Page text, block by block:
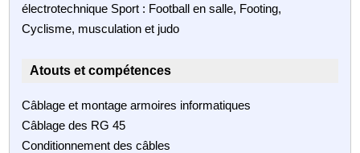
électrotechnique Sport : Football en salle, Footing,
Cyclisme, musculation et judo
Atouts et compétences
Câblage et montage armoires informatiques
Câblage des RG 45
Conditionnement des câbles